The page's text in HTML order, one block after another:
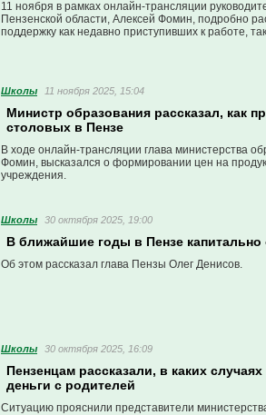
11 ноября в рамках онлайн-трансляции
Пензенской области, Алексей Фомин, подробно
поддержку как недавно приступивших к работе,
Школы 11 ноября 2025, 15:04
Министр образования рассказал, как
столовых в Пензе
В ходе онлайн-трансляции глава министерства
Фомин, высказался о формировании цен на
учреждения.
Школы 30 октября 2025, 19:00
В ближайшие годы в Пензе
Об этом рассказал глава Пензы Олег Денисов.
Школы 30 октября 2025, 16:09
Пензенцам рассказали, в каких
деньги с родителей
Ситуацию прояснили представители